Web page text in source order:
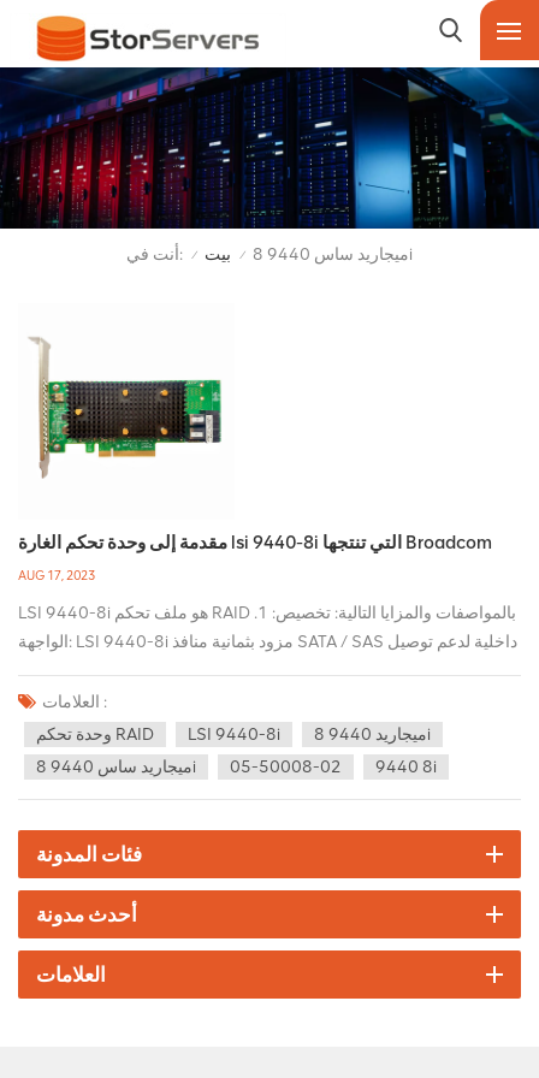
أنت في: / بيت / ميجاريد ساس 9440 8i
مقدمة إلى وحدة تحكم الغارة lsi 9440-8i التي تنتجها Broadcom
AUG 17, 2023
LSI 9440-8i هو ملف تحكم RAID بالمواصفات والمزايا التالية: تخصيص: 1.
الواجهة: LSI 9440-8i مزود بثمانية منافذ SATA / SAS داخلية لدعم توصيل
محركات أقراص ثابتة متعددة وأجهزة تخزين كبيرة السعة. 2. دعم RAID:
تدعم وحدة التحكم مستويات RAID متعددة ، بما في ذلك RAID 0 و RAID 1
و RAID 5 و RAID 6 و RAID 10 و RAID 50 ، بالإضافة إلى وضع JBOD
التخزين. 3. معدل نقل البيانات: megaraid 9440 8i يدعم معدلات نقل
ومستقرًا للبيانات. 4. ذاكرة التخزين المؤقت والمعالج: تم تجهيز وحدة
التحكم بذاكرة تخزين مؤقت DDRIII سعة 2 جيجابايت ومعالج إدخال /
إخراج مدمج لعمليات حساب RAID وعمليات البيانات السريعة لتحسين أداء
النظام. 5. دعم وحدة البطارية الاحتياطية (BBU): megaraid sas 9440 8i
يدعم إدخال وحدة بطارية احتياطية لتوفير حماية البيانات المخزنة مؤقتًا
واستعادة انقطاع التيار الكهربائي. مزايا: 1. الأداء العالي والموثوقية: LSI
العلامات :
وحدة تحكم RAID
LSI 9440-8i
ميجاريد 9440 8i
ميجاريد ساس 9440 8i
05-50008-02 9440 8i
فئات المدونة
أحدث مدونة
العلامات